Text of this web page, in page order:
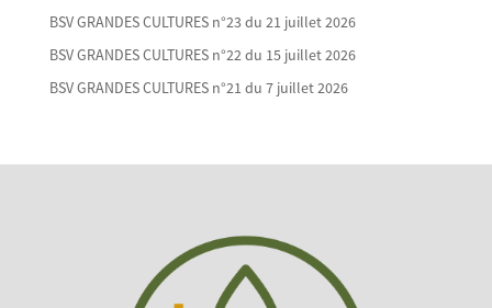
BSV GRANDES CULTURES n°23 du 21 juillet 2026
BSV GRANDES CULTURES n°22 du 15 juillet 2026
BSV GRANDES CULTURES n°21 du 7 juillet 2026